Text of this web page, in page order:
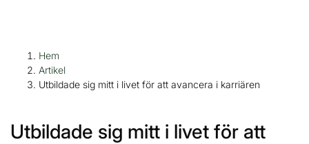
Huvudnavigation
Hem
Artikel
Utbildade sig mitt i livet för att avancera i karriären
Utbildade sig mitt i livet för att